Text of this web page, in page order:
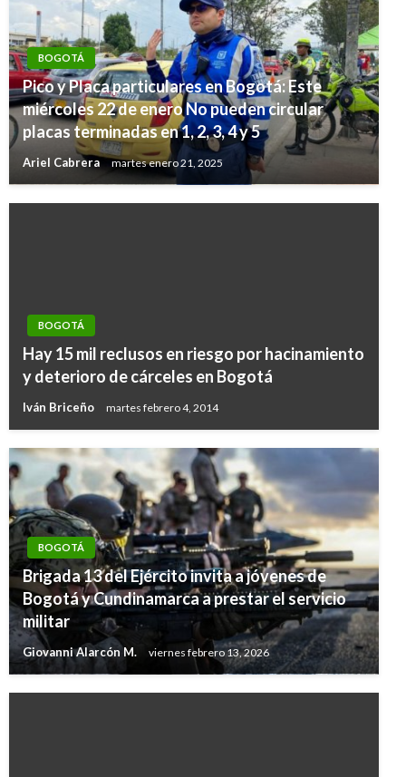
BOGOTÁ
Pico y Placa particulares en Bogotá: Este
miércoles 22 de enero No pueden circular
placas terminadas en 1, 2, 3, 4 y 5
Ariel Cabrera martes enero 21, 2025
BOGOTÁ
Hay 15 mil reclusos en riesgo por hacinamiento
y deterioro de cárceles en Bogotá
Iván Briceño martes febrero 4, 2014
BOGOTÁ
Brigada 13 del Ejército invita a jóvenes de
Bogotá y Cundinamarca a prestar el servicio
militar
Giovanni Alarcón M. viernes febrero 13, 2026